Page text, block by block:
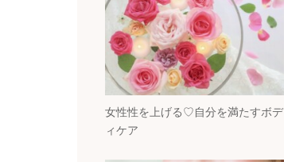
女性性を上げる♡自分を満たすボデ
ィケア